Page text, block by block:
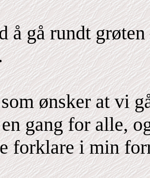
å gå rundt
ønsker at vi
gang for alle,
forklare i min